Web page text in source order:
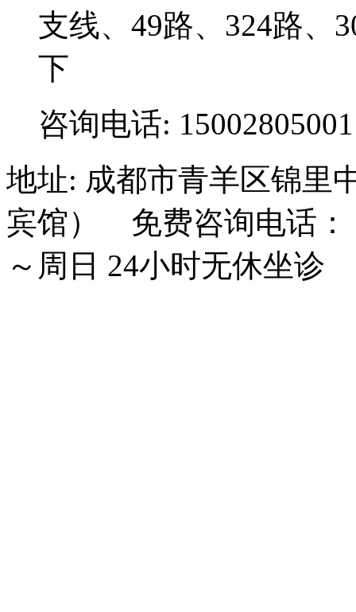
支线、49路、324路、
下
咨询电话: 15002805001
地址: 成都市青羊区锦里
宾馆） 免费咨询电话：
～周日 24小时无休坐诊